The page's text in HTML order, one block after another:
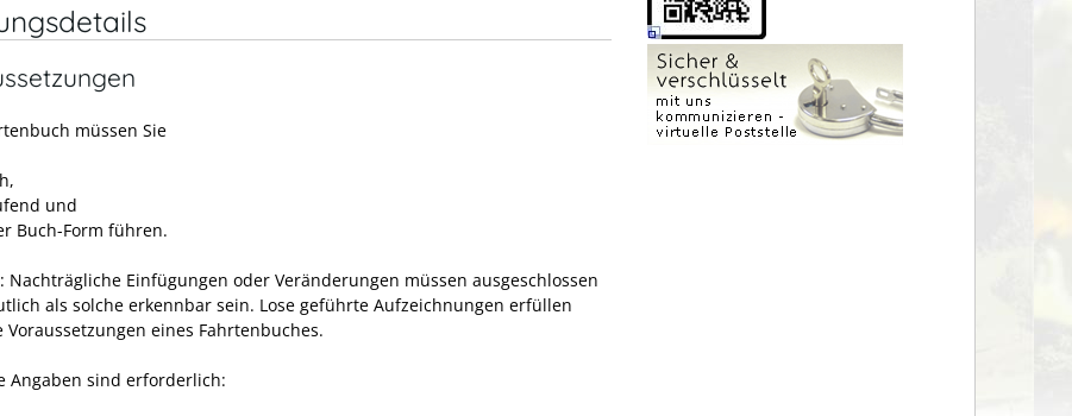
müssen Sie
und
Buch-Form führen.
Nachträgliche Einfügungen oder Veränderungen müssen ausgeschlossen
als solche erkennbar sein. Lose geführte Aufzeichnungen erfüllen
Voraussetzungen eines Fahrtenbuches.
Angaben sind erforderlich: